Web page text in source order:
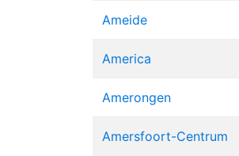
Ameide
America
Amerongen
Amersfoort-Centrum